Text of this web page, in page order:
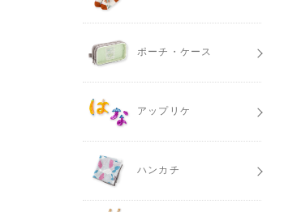
ポーチ・ケース
アップリケ
ハンカチ